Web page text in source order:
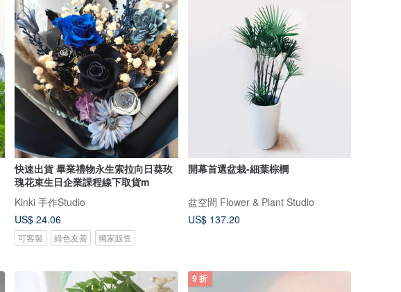
快速出貨 畢業禮物永生索拉向日葵玫
瑰花束生日企業課程線下取貨m
Kinki 手作Studio
US$ 24.06
可客製 綠色友善 獨家販售
開幕首選盆栽-細葉棕櫚
盆空間 Flower & Plant Studio
US$ 137.20
9 折